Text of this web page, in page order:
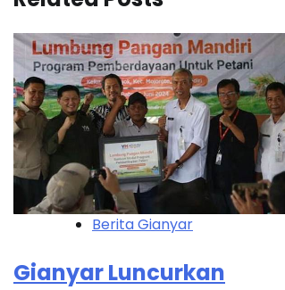
Berita Gianyar
Gianyar Luncurkan